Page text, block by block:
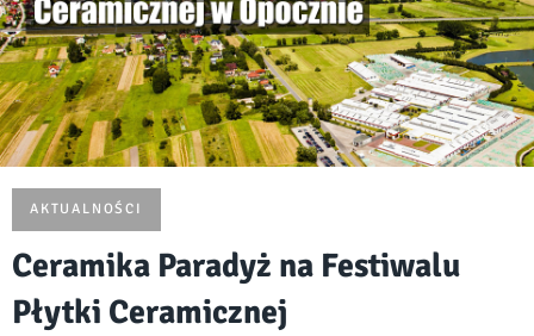
AKTUALNOŚCI
Ceramika Paradyż na Festiwalu
Płytki Ceramicznej